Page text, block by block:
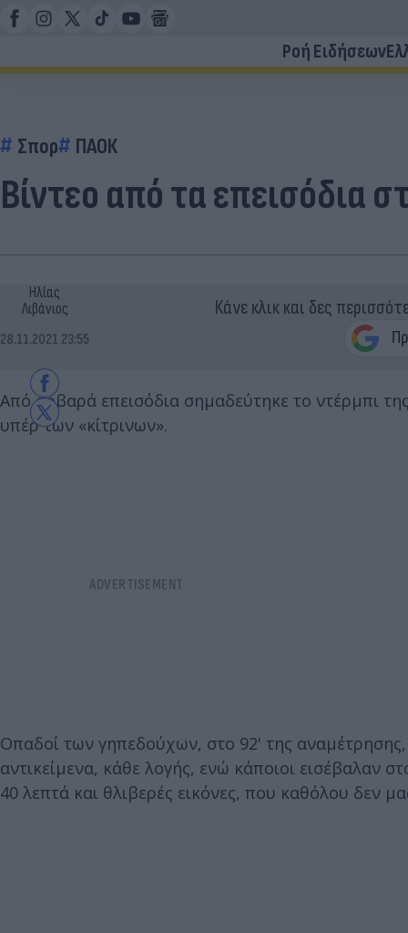
Ροή Ειδήσεων
Σπορ ΠΑΟΚ
Βίντεο από τα επεισόδια
Ηλίας
Λιβάνιος
28.11.2021 23:55
Κάνε κλικ και δες
Από σοβαρά επεισόδια σημαδεύτηκε το ντέρμπι
υπέρ των «κίτρινων».
Οπαδοί των γηπεδούχων, στο 92' της
αντικείμενα, κάθε λογής, ενώ κάποιοι εισέβαλαν
40 λεπτά και θλιβερές εικόνες, που καθόλου δεν